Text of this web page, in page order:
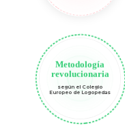
Metodología
revolucionaria
según el Colegio
Europeo de Logopedas